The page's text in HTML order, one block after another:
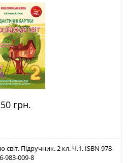
грн.
Підручник. 2 кл. Ч.1. ISBN 978-
983-009-8